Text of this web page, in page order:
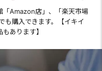
「Amazon店」、「楽天市場
も購入できます。【イキイ
あります】